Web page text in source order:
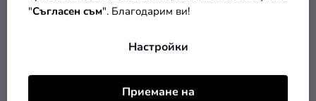
"Съгласен съм". Благодарим ви!
Настройки
Приемане на
СВЪРЗАНИ ПРОДУКТИ